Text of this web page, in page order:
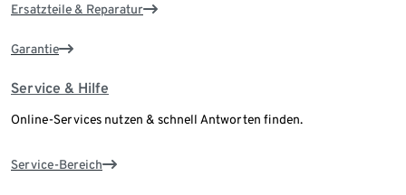
Ersatzteile & Reparatur
Garantie
Service & Hilfe
Online-Services nutzen & schnell Antworten finden.
Service-Bereich